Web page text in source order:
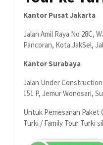
Kantor Pusat Jakarta
Jalan Amil Raya No 28C,
Pancoran, Kota JakSel,
Kantor Surabaya
Jalan Under Construction
151 P, Jemur Wonosari,
Untuk Pemesanan Paket
Turki / Family Tour Turki